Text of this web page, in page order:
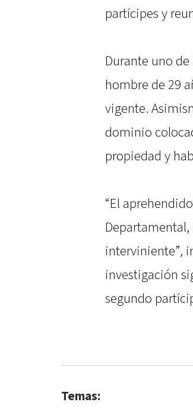
partícipes y
Durante uno
hombre de 29
vigente.
dominio
propiedad y
“El
interviniente”,
investigación
segundo
Temas: